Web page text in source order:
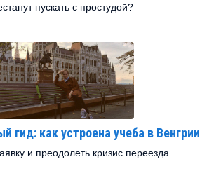
пускать с простудой?
гид: как устроена учеба в Венгрии
и преодолеть кризис переезда.